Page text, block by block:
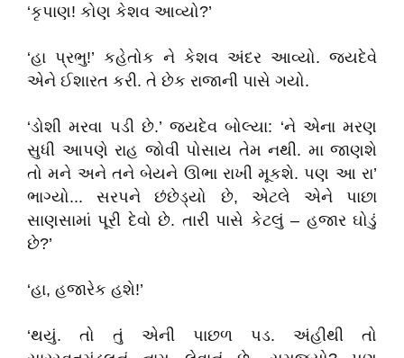
‘કૃપાણ! કોણ કેશવ આવ્યો?’
‘હા પ્રભુ!’ કહેતોક ને કેશવ અંદર આવ્યો. જયદેવે
એને ઈશારત કરી. તે છેક રાજાની પાસે ગયો.
‘ડોશી મરવા પડી છે.’ જયદેવ બોલ્યા: ‘ને એના મરણ
સુધી આપણે રાહ જોવી પોસાય તેમ નથી. મા જાણશે
તો મને અને તને બેયને ઊભા રાખી મૂકશે. પણ આ રા’
ભાગ્યો... સરપને છંછેડ્યો છે, એટલે એને પાછા
સાણસામાં પૂરી દેવો છે. તારી પાસે કેટલું – હજાર ઘોડું
છે?’
‘હા, હજારેક હશે!’
‘થયું. તો તું એની પાછળ પડ. અંહીથી તો